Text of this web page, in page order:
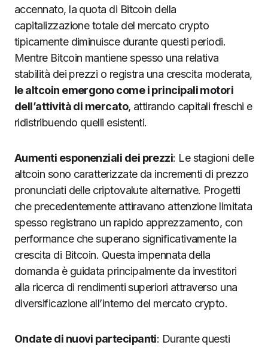
accennato, la quota di Bitcoin della
capitalizzazione totale del mercato crypto
tipicamente diminuisce durante questi periodi.
Mentre Bitcoin mantiene spesso una relativa
stabilità dei prezzi o registra una crescita moderata,
le altcoin emergono come i principali motori
dell’attività di mercato, attirando capitali freschi e
ridistribuendo quelli esistenti.
Aumenti esponenziali dei prezzi: Le stagioni delle
altcoin sono caratterizzate da incrementi di prezzo
pronunciati delle criptovalute alternative. Progetti
che precedentemente attiravano attenzione limitata
spesso registrano un rapido apprezzamento, con
performance che superano significativamente la
crescita di Bitcoin. Questa impennata della
domanda è guidata principalmente da investitori
alla ricerca di rendimenti superiori attraverso una
diversificazione all’interno del mercato crypto.
Ondate di nuovi partecipanti: Durante questi